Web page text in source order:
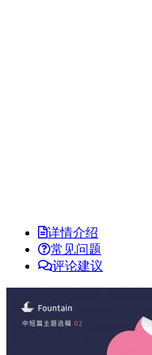
详情介绍
常见问题
评论建议